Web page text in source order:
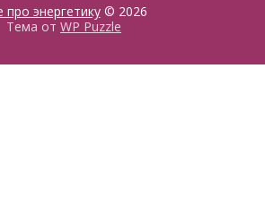
про энергетику© 2026
Тема от WP Puzzle